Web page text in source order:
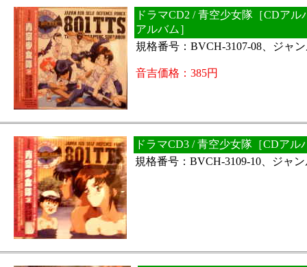
ドラマCD2 / 青空少女隊［CDアル
アルバム］
規格番号：BVCH-3107-08、ジャ
音吉価格：385円
ドラマCD3 / 青空少女隊［CDア
規格番号：BVCH-3109-10、ジャ